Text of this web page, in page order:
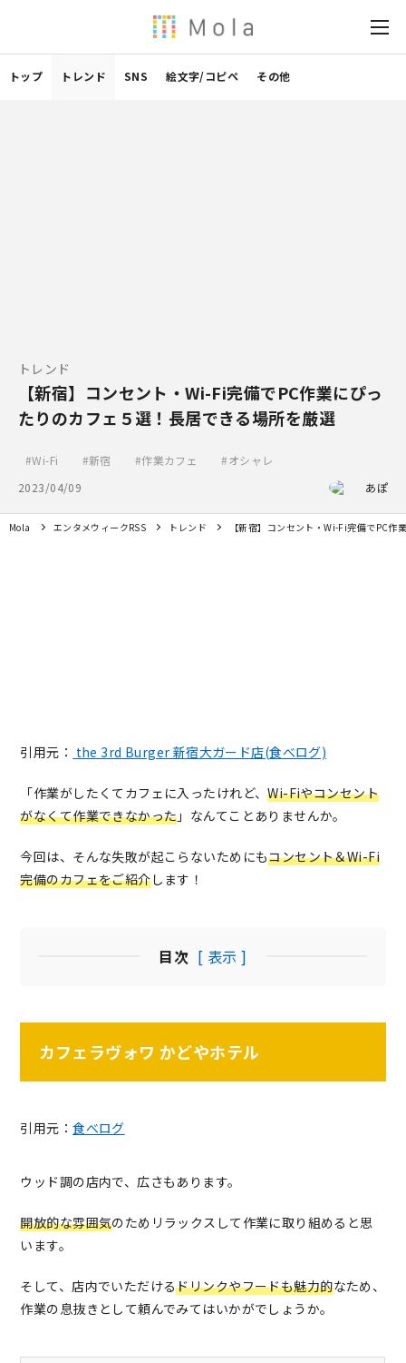
トップ トレンド SNS 絵文字/コピペ その他
トレンド
【新宿】コンセント・Wi-Fi完備でPC作業にぴっ
たりのカフェ５選！長居できる場所を厳選
Wi-Fi 新宿 作業カフェ
オシャレ
2023/04/09
あぽ
Mola エンタメウィークRSS トレンド 【新宿】コンセント・Wi-Fi完備でPC
引用元： the 3rd Burger 新宿大ガード店(食べログ)
「作業がしたくてカフェに入ったけれど、Wi-Fiやコンセント
がなくて作業できなかった 」なんてことありませんか。
今回は、そんな失敗が起こらないためにもコンセント＆Wi-Fi
完備のカフェをご紹介します！
目次 [ 表示 ]
カフェラヴォワ かどやホテル
引用元：食べログ
ウッド調の店内で、広さもあります。
開放的な雰囲気のためリラックスして作業に取り組めると思
います。
そして、店内でいただけるドリンクやフードも魅力的なため、
作業の息抜きとして頼んでみてはいかがでしょうか。